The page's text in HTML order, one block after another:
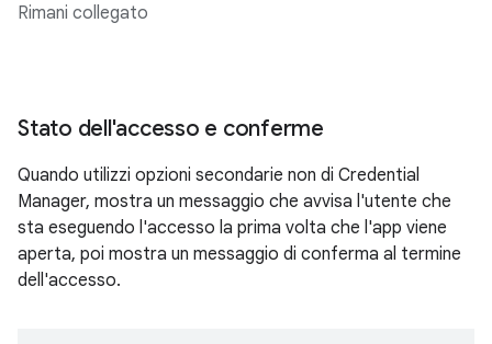
Rimani collegato
Stato dell'accesso e conferme
Quando utilizzi opzioni secondarie non di Credential
Manager, mostra un messaggio che avvisa l'utente che
sta eseguendo l'accesso la prima volta che l'app viene
aperta, poi mostra un messaggio di conferma al termine
dell'accesso.